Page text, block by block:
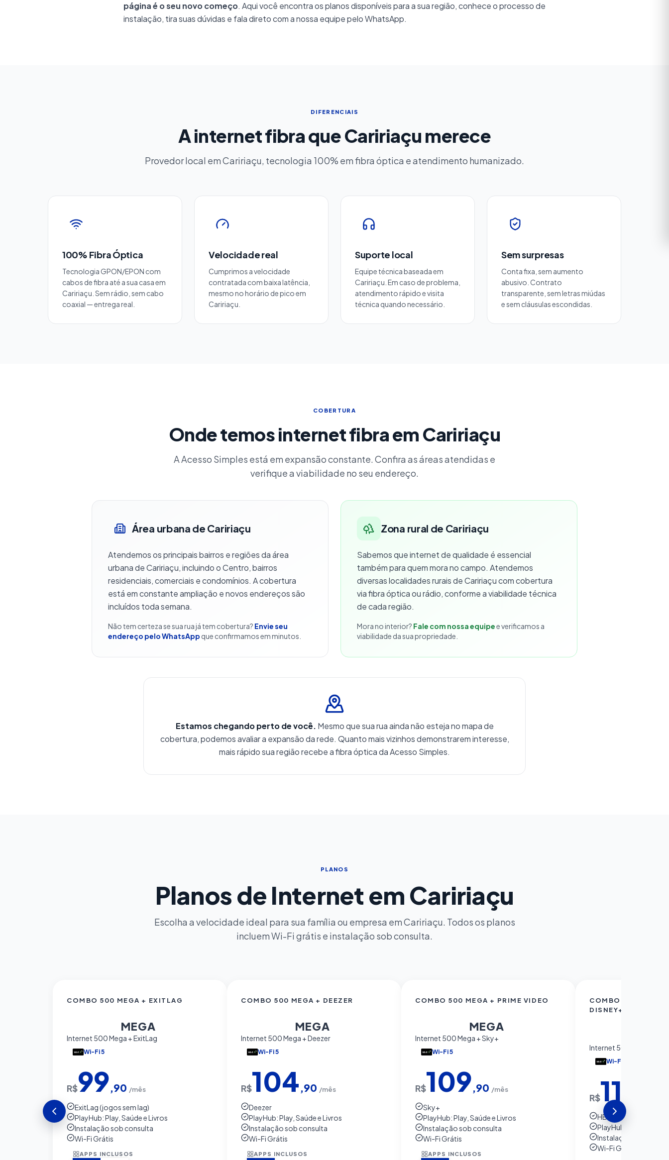
página é o seu novo começo. Aqui você encontra os planos disponíveis para a sua região, conhece o processo de
instalação, tira suas dúvidas e fala direto com a nossa equipe pelo WhatsApp.
DIFERENCIAIS
A internet fibra que Caririaçu merece
Provedor local em Caririaçu, tecnologia 100% em fibra óptica e atendimento humanizado.
100% Fibra Óptica
Tecnologia GPON/EPON com
cabos de fibra até a sua casa em
Caririaçu. Sem rádio, sem cabo
coaxial — entrega real.
Velocidade real
Cumprimos a velocidade
contratada com baixa latência,
mesmo no horário de pico em
Caririaçu.
Suporte local
Equipe técnica baseada em
Caririaçu. Em caso de problema,
atendimento rápido e visita
técnica quando necessário.
Sem surpresas
Conta fixa, sem aumento
abusivo. Contrato
transparente, sem letras miúdas
e sem cláusulas escondidas.
COBERTURA
Onde temos internet fibra em Caririaçu
A Acesso Simples está em expansão constante. Confira as áreas atendidas e
verifique a viabilidade no seu endereço.
Área urbana de Caririaçu
Atendemos os principais bairros e regiões da área
urbana de Caririaçu, incluindo o Centro, bairros
residenciais, comerciais e condomínios. A cobertura
está em constante ampliação e novos endereços são
incluídos toda semana.
Não tem certeza se sua rua já tem cobertura? Envie seu
endereço pelo WhatsApp que confirmamos em minutos.
Zona rural de Caririaçu
Sabemos que internet de qualidade é essencial
também para quem mora no campo. Atendemos
diversas localidades rurais de Caririaçu com cobertura
via fibra óptica ou rádio, conforme a viabilidade técnica
de cada região.
Mora no interior? Fale com nossa equipee verificamos a
viabilidade da sua propriedade.
Estamos chegando perto de você. Mesmo que sua rua ainda não esteja no mapa de
cobertura, podemos avaliar a expansão da rede. Quanto mais vizinhos demonstrarem interesse,
mais rápido sua região recebe a fibra óptica da Acesso Simples.
PLANOS
Planos de Internet em Caririaçu
Escolha a velocidade ideal para sua família ou empresa em Caririaçu. Todos os planos
incluem Wi-Fi grátis e instalação sob consulta.
COMBO 500 MEGA + EXITLAG
MEGA
Internet 500 Mega + ExitLag
Wi-Fi 5
R$99,90 /mês
ExitLag (jogos sem lag)
PlayHub: Play, Saúde e Livros
Instalação sob consulta
Wi-Fi Grátis
APPS INCLUSOS
COMBO 500 MEGA + DEEZER
MEGA
Internet 500 Mega + Deezer
Wi-Fi 5
R$104 ,90 /mês
Deezer
PlayHub: Play, Saúde e Livros
Instalação sob consulta
Wi-Fi Grátis
APPS INCLUSOS
COMBO 500 MEGA + PRIME VIDEO
MEGA
Internet 500 Mega + Sky+
Wi-Fi 5
R$109,90 /mês
Sky+
PlayHub: Play, Saúde e Livros
Instalação sob consulta
Wi-Fi Grátis
APPS INCLUSOS
COMBO 500 MEGA
DISNEY+
Internet 500 Mega +
Wi-Fi 5
R$119
HBO Max ou Disney+
PlayHub: Play, Saúde
Instalação sob
Wi-Fi Grátis